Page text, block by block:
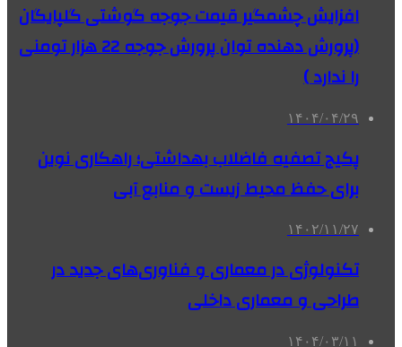
افزایش چشمگیر قیمت جوجه گوشتی گلپایگان
(پرورش دهنده توان پرورش جوجه 22 هزار تومنی
را ندارد )
۱۴۰۴/۰۴/۲۹
پکیج تصفیه فاضلاب بهداشتی؛ راهکاری نوین
برای حفظ محیط زیست و منابع آبی
۱۴۰۲/۱۱/۲۷
تکنولوژی در معماری و فناوری‌های جدید در
طراحی و معماری داخلی
۱۴۰۴/۰۳/۱۱